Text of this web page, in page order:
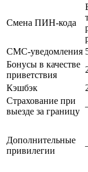
Смена ПИН-кода
СМС-уведомления
Бонусы в качестве
приветствия
Кэшбэк
Страхование при
выезде за границу
Дополнительные
привилегии